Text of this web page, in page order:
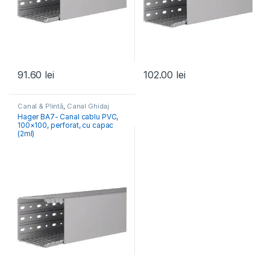
91.60 lei 102.00 lei
Canal & Plintă Canal Ghidaj
Tablou Electric
Hager BA7- Canal cablu PVC,
100×100, perforat, cu capac
(2ml)